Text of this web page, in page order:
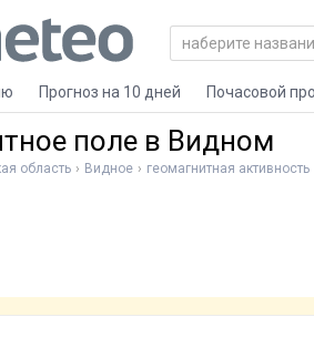
Прогноз на 10 дней Почасовой
поле в Видном
область Видное геомагнитная активность